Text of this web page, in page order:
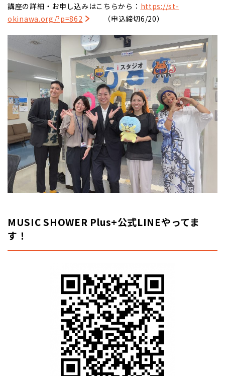
講座の詳細・お申し込みはこちらから： https://st-
okinawa.org/?p=862
（申込締切6/20）
MUSIC SHOWER Plus+公式LINEやってま
す！